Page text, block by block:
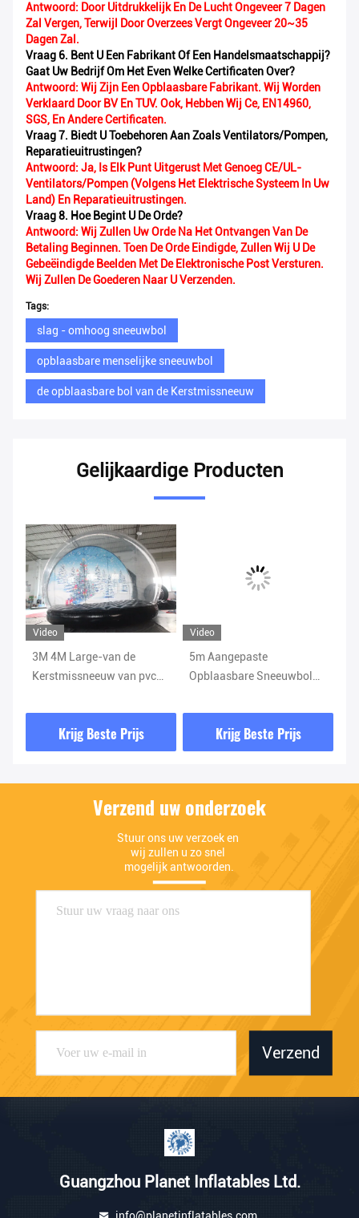
Antwoord: Door Uitdrukkelijk En De Lucht Ongeveer 7 Dagen
Zal Vergen, Terwijl Door Overzees Vergt Ongeveer 20~35
Dagen Zal.
Vraag 6. Bent U Een Fabrikant Of Een Handelsmaatschappij?
Gaat Uw Bedrijf Om Het Even Welke Certificaten Over?
Antwoord: Wij Zijn Een Opblaasbare Fabrikant. Wij Worden
Verklaard Door BV En TUV. Ook, Hebben Wij Ce, EN14960,
SGS, En Andere Certificaten.
Vraag 7. Biedt U Toebehoren Aan Zoals Ventilators/pompen,
Reparatieuitrustingen?
Antwoord: Ja, Is Elk Punt Uitgerust Met Genoeg CE/UL-
Ventilators/pompen (volgens Het Elektrische Systeem In Uw
Land) En Reparatieuitrustingen.
Vraag 8. Hoe Begint U De Orde?
Antwoord: Wij Zullen Uw Orde Na Het Ontvangen Van De
Betaling Beginnen. Toen De Orde Eindigde, Zullen Wij U De
Gebeëindigde Beelden Met De Elektronische Post Versturen.
Wij Zullen De Goederen Naar U Verzenden.
Tags:
slag - omhoog sneeuwbol
opblaasbare menselijke sneeuwbol
de opblaasbare bol van de Kerstmissneeuw
Gelijkaardige Producten
Video
3M 4M Large-van de
Kerstmissneeuw van pvc
Sneeuw van de de Bolbal
de Fotocabine
Krijg Beste Prijs
Video
5m Aangepaste
Opblaasbare Sneeuwbol
Partij/Gebeurtenis/Bevordering
Krijg Beste Prijs
Verzend uw onderzoek
Stuur ons uw verzoek en
wij zullen u zo snel
mogelijk antwoorden.
Verzend
Guangzhou Planet Inflatables Ltd.